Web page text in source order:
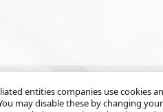
entities companies use
may disable these by changing